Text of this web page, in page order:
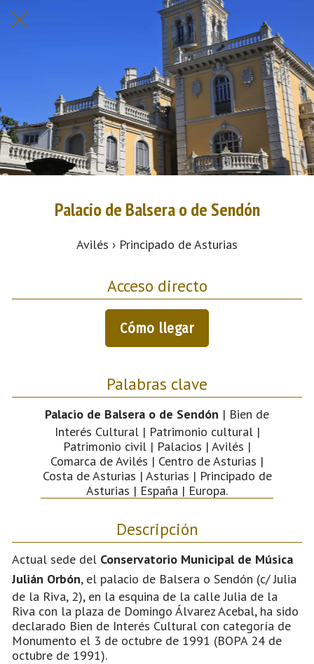
Palacio de Balsera o de Sendón
Avilés › Principado de Asturias
Acceso directo
Cómo llegar
Palabras clave
Palacio de Balsera o de Sendón | Bien de
Interés Cultural | Patrimonio cultural |
Patrimonio civil | Palacios | Avilés |
Comarca de Avilés | Centro de Asturias |
Costa de Asturias | Asturias | Principado de
Asturias | España | Europa.
Descripción
Actual sede del Conservatorio Municipal de Música
Julián Orbón, el palacio de Balsera o Sendón (c/ Julia
de la Riva, 2), en la esquina de la calle Julia de la
Riva con la plaza de Domingo Álvarez Acebal, ha sido
declarado Bien de Interés Cultural con categoría de
Monumento el 3 de octubre de 1991 (BOPA 24 de
octubre de 1991).